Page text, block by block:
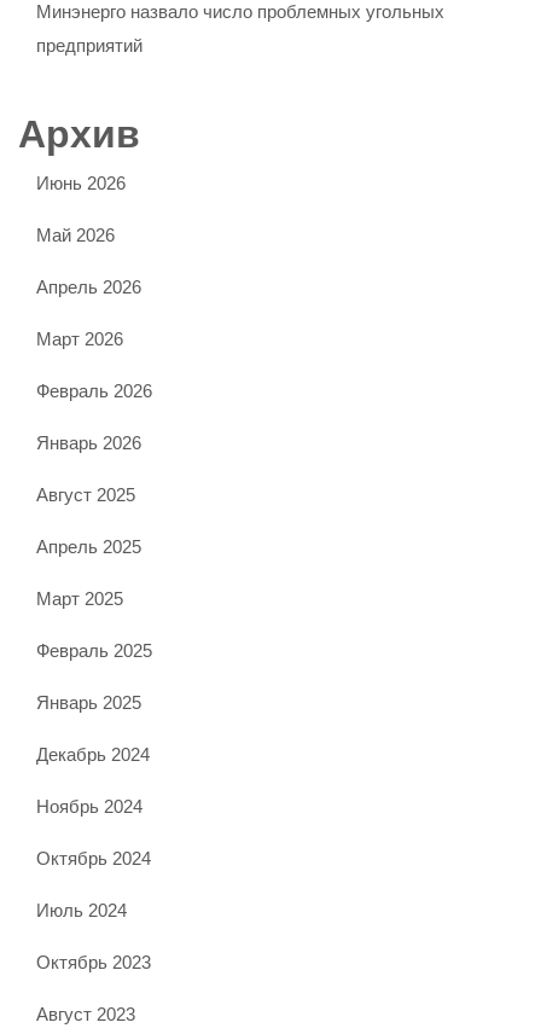
Минэнерго назвало число проблемных угольных
предприятий
Архив
Июнь 2026
Май 2026
Апрель 2026
Март 2026
Февраль 2026
Январь 2026
Август 2025
Апрель 2025
Март 2025
Февраль 2025
Январь 2025
Декабрь 2024
Ноябрь 2024
Октябрь 2024
Июль 2024
Октябрь 2023
Август 2023